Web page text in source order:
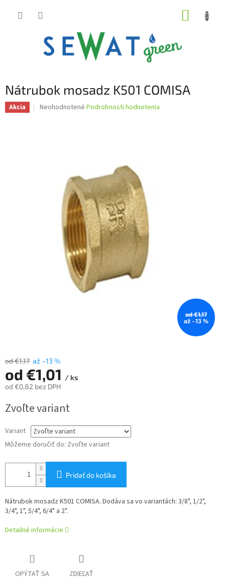
Nátrubok mosadz K501 COMISA
Akcia
Priemerné
hviezdičiek.
Neohodnotené Podrobnosti hodnotenia
od €1,17
až –13 %
od €1,17 až –13 %
od €1,01 / ks
od €0,82 bez DPH
cena:
Zvoľte variant
Variant
Môžeme doručiť do: Zvoľte variant
Pridať do košíka
Nátrubok mosadz K501 COMISA. Dodáva sa vo variantách: 3/8", 1/2",
3/4", 1", 5/4", 6/4" a 2".
Detailné informácie
OPÝTAŤ SA ZDIEĽAŤ